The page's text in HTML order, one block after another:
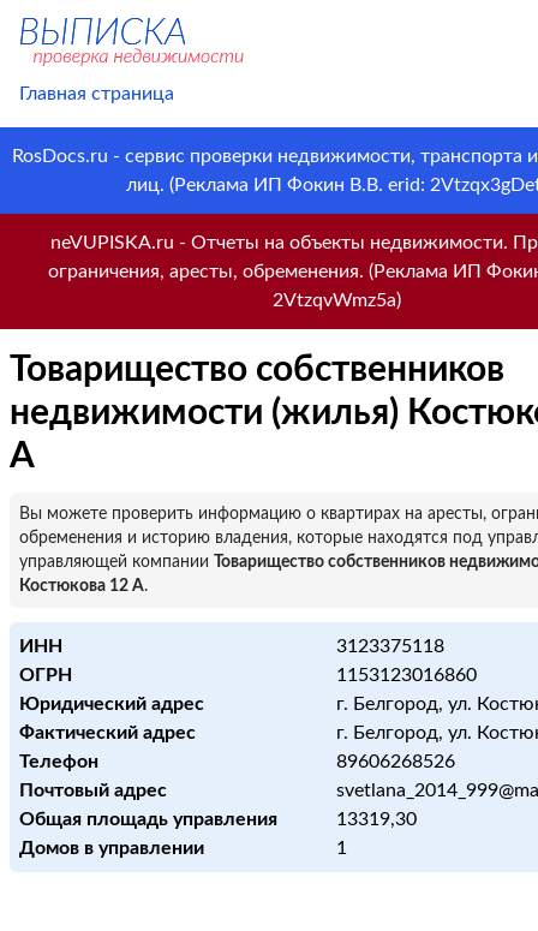
Главная страница
RosDocs.ru - сервис проверки недвижимости, транспорта
лиц. (Реклама ИП Фокин В.В. erid:
neVUPISKA.ru - Отчеты на объекты недвижимости.
ограничения, аресты, обременения. (Реклама ИП
2VtzqvWmz5a)
Товарищество собственников
недвижимости (жилья)
А
Вы можете проверить информацию о квартирах на аресты,
обременения и историю владения, которые находятся под
управляющей компании
Товарищество собственников
Костюкова 12 А.
ИНН
3123375118
ОГРН
1153123016860
Юридический адрес
г. Белгород, ул.
Фактический адрес
г. Белгород, ул.
Телефон
89606268526
Почтовый адрес
Общая площадь управления
13319,30
Домов в управлении
1